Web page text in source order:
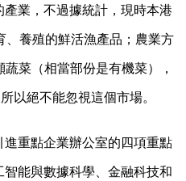
業，不過據統計，現時本港
養殖的鮮活漁產品；農業方
菜（相當部份是有機菜），
以絕不能忽視這個市場。
重點企業辦公室的四項重點
能與數據科學、金融科技和